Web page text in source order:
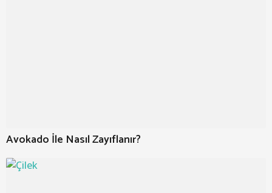
Avokado İle Nasıl Zayıflanır?